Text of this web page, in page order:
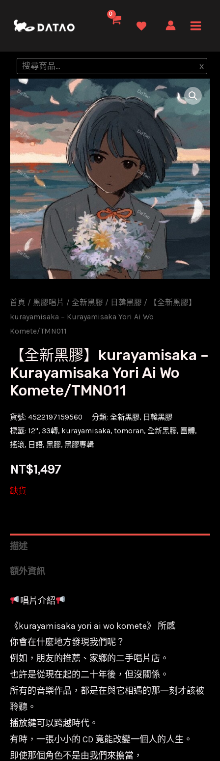
要
Menu
搜
尋
x
首頁 / 黑膠唱片 / 全新黑膠 / 日韓黑膠 / 【全新黑膠】
kurayamisaka – Kurayamisaka Yori Ai Wo
Komete/TMN011
【全新黑膠】kurayamisaka –
Kurayamisaka Yori Ai Wo
Komete/TMN011
貨號: 4522197159560 分類: 全新黑膠, 日韓黑膠
標籤: 12'', 33轉, kurayamisaka, tomoran, 全新黑膠, 團體,
搖滾, 日語, 黑膠, 黑膠專輯
NT$1,497
缺貨
描述
額外資訊
唱片介紹
《kurayamisaka yori ai wo komete》 所感
你會在什麼地方發現我們呢？
例如，朋友的推薦、家鄉的二手唱片店。
也許是從現在起的二十年後，但沒關係。
所有的音樂作品，都是在與它相遇的那一刻才該被
聆聽。
播放鍵可以跨越時代。
有時，一張小小的 CD 竟能改變一個人的人生。
即使那個角色不是由我們來擔當，